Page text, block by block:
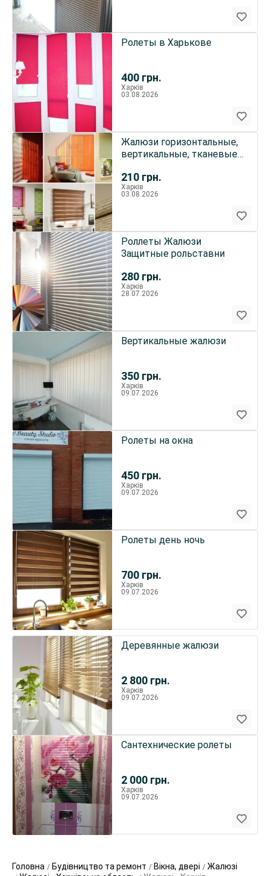
400 грн.
Ролеты в Харькове
Харків
03.08.2026
210 грн.
Жалюзи горизонтальные,
вертикальные, тканевые,
Харків
03.08.2026
280 грн.
Роллеты Жалюзи
Защитные рольставни
Харків
28.07.2026
350 грн.
Вертикальные жалюзи
Харків
09.07.2026
450 грн.
Ролеты на окна
Харків
09.07.2026
700 грн.
Ролеты день ночь
Харків
09.07.2026
2 800 грн.
Деревянные жалюзи
Харків
09.07.2026
2 000 грн.
Сантехнические ролеты
Харків
09.07.2026
Головна Будівництво та ремонт Вікна, двері
Жалюзі